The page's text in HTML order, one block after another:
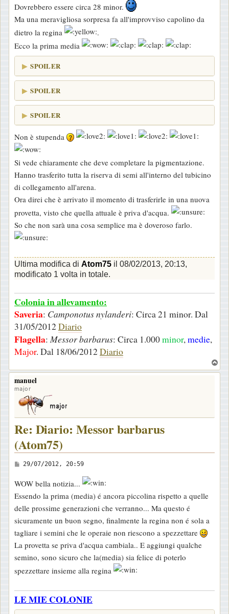
Dovrebbero essere circa 28 minor.
Ma una meravigliosa sorpresa fa all'improvviso capolino da
dietro la regina
.
Ecco la prima media
SPOILER
SPOILER
SPOILER
Non è stupenda
Si vede chiaramente che deve completare la pigmentazione.
Hanno trasferito tutta la riserva di semi all'interno del tubicino
di collegamento all'arena.
Ora direi che è arrivato il momento di trasferirle in una nuova
provetta, visto che quella attuale è priva d'acqua.
So che non sarà una cosa semplice ma è doveroso farlo.
Ultima modifica di Atom75 il 08/02/2013, 20:13,
modificato 1 volta in totale.
Colonia in allevamento:
Saveria: Camponotus nylanderi: Circa 21 minor. Dal
31/05/2012Diario
Flagella: Messor barbarus: Circa 1.000minor, medie,
Major. Dal 18/06/2012Diario
o
manuel
major
Re: Diario: Messor barbarus
(Atom75)
M
s
s
a
g
g
i
o
29/07/2012, 20:59
WOW bella notizia...
Essendo la prima (media) é ancora piccolina rispetto a quelle
delle prossime generazioni che verranno... Ma questo é
sicuramente un buon segno, finalmente la regina non é sola a
tagliare i semini che le operaie non riescono a spezzettare
La provetta se priva d'acqua cambiala.. E aggiungi qualche
semino, sono sicuro che la(media) sia felice di poterlo
spezzettare insieme alla regina
LE MIE COLONIE